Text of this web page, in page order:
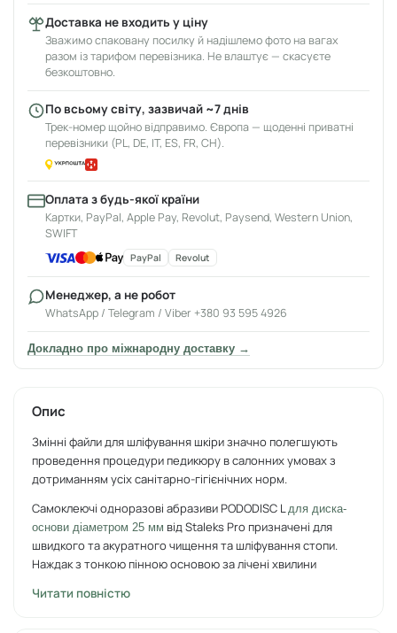
Доставка не входить у ціну
Зважимо спаковану посилку й надішлемо фото на вагах
разом із тарифом перевізника. Не влаштує — скасуєте
безкоштовно.
По всьому світу, зазвичай ~7 днів
Трек-номер щойно відправимо. Європа — щоденні приватні
перевізники (PL, DE, IT, ES, FR, CH).
Оплата з будь-якої країни
Картки, PayPal, Apple Pay, Revolut, Paysend, Western Union,
SWIFT
PayPal Revolut
Менеджер, а не робот
WhatsApp / Telegram / Viber +380 93 595 4926
Докладно про міжнародну доставку →
Опис
Змінні файли для шліфування шкіри значно полегшують
проведення процедури педикюру в салонних умовах з
дотриманням усіх санітарно-гігієнічних норм.
Самоклеючі одноразові абразиви PODODISC Lдля диска-
основи діаметром 25 мм від Staleks Pro призначені для
швидкого та акуратного чищення та шліфування стопи.
Наждак з тонкою пінною основою за лічені хвилини
використання наклейка з абразивом знімається з поверхні
Читати повністю